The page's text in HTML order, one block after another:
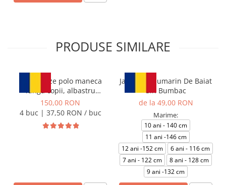
PRODUSE SIMILARE
Set 4 bluze polo maneca
lunga copii, albastru
deschis, TinTin Shop
150,00 RON
4 buc | 37,50 RON / buc
Jacheta Bleumarin De Baiat
din Bumbac
de la 49,00 RON
Marime:
10 ani - 140 cm
11 ani -146 cm
12 ani -152 cm
6 ani - 116 cm
7 ani - 122 cm
8 ani - 128 cm
9 ani -132 cm